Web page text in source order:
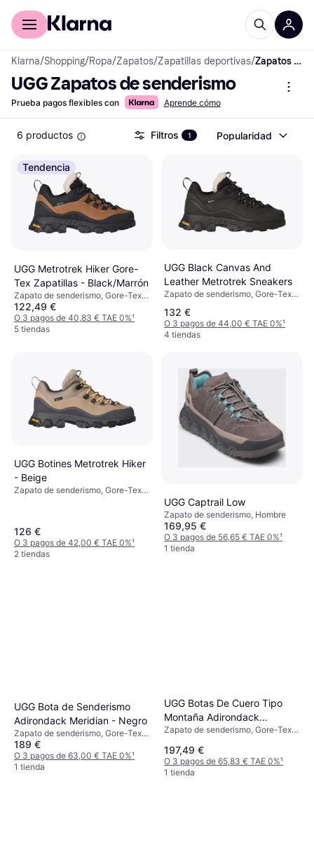
Comprar con Klarna
Klarna/Shopping/Ropa/Zapatos/Zapatillas deportivas/ Zapatos de senderismo
UGG Zapatos de senderismo
Prueba pagos flexibles con Aprende cómo
6 productos Filtros 1 Popularidad
Tendencia
UGG Metrotrek Hiker Gore-
Tex Zapatillas - Black/Marrón
Zapato de senderismo, Gore-Tex,
Mujer
122,49 €
O 3 pagos de 40,83 € TAE 0%¹
5 tiendas
UGG Black Canvas And
Leather Metrotrek Sneakers
Zapato de senderismo, Gore-Tex,
132 €
O 3 pagos de 44,00 € TAE 0%¹
4 tiendas
UGG Botines Metrotrek Hiker
- Beige
Zapato de senderismo, Gore-Tex,
126 €
O 3 pagos de 42,00 € TAE 0%¹
2 tiendas
UGG Captrail Low
Zapato de senderismo, Hombre
169,95 €
O 3 pagos de 56,65 € TAE 0%¹
1 tienda
UGG Bota de Senderismo
Adirondack Meridian - Negro
Zapato de senderismo, Gore-Tex,
Mujer
189 €
O 3 pagos de 63,00 € TAE 0%¹
1 tienda
UGG Botas De Cuero Tipo
Montaña Adirondack
Meridian Hiker - Multicolor
Zapato de senderismo, Gore-Tex,
197,49 €
O 3 pagos de 65,83 € TAE 0%¹
1 tienda